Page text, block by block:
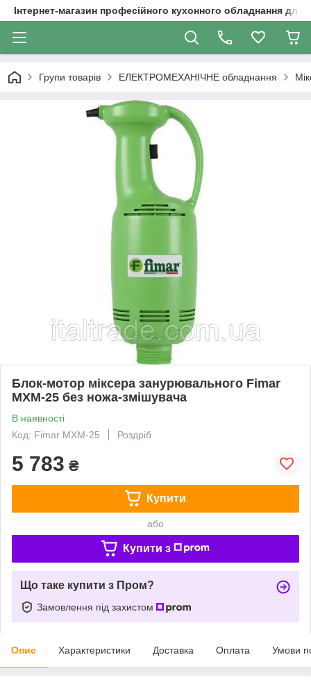
Інтернет-магазин професійного кухонного обладнання
Групи товарів ЕЛЕКТРОМЕХАНІЧНЕ обладнання
Блок-мотор міксера занурювального Fimar
MXM-25 без ножа-змішувача
В наявності
Код: Fimar MXM-25
Роздріб
5 783 ₴
Купити
або
Купити з
Що таке купити з Пром?
Замовлення під захистом
Опис Характеристики Доставка Оплата Умови